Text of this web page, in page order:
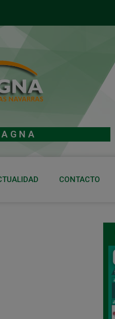
CONTACTO